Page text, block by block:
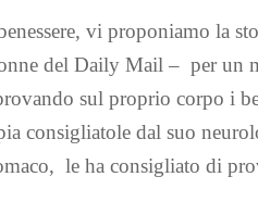
vi proponiamo la
del Daily Mail – per un
sul proprio corpo i
consigliatole dal suo
le ha consigliato di